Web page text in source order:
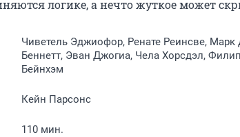
логике, а нечто жуткое может
Чиветель Эджиофор, Ренате Реинсве,
Беннетт, Эван Джогиа, Чела Хорсдэл,
Бейнхэм
Кейн Парсонс
110 мин.